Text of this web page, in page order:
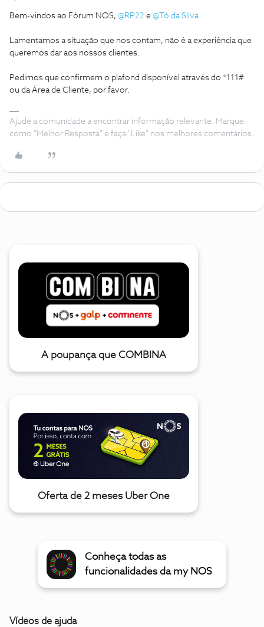
Bem-vindos ao Fórum NOS, @RP22 e @Tó da Silva
Lamentamos a situação que nos contam, não é a experiência que
queremos dar aos nossos clientes.
Pedimos que confirmem o plafond disponível através do *111#
ou da Área de Cliente, por favor.
Ajude a comunidade a encontrar informação relevante. Marque
como "Melhor Resposta" e faça "Like" nos melhores comentários.
A poupança que COMBINA
Oferta de 2 meses Uber One
Conheça todas as
funcionalidades da my NOS
Vídeos de ajuda